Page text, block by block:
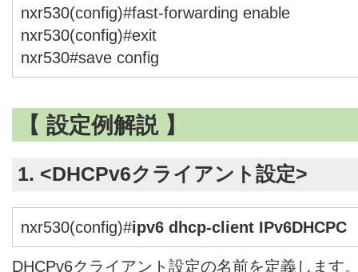
nxr530(config)#fast-forwarding enable
nxr530(config)#exit
nxr530#save config
【 設定例解説 】
1. <DHCPv6クライアント設定>
nxr530(config)#ipv6 dhcp-client IPv6DHCPC
DHCPv6クライアント設定の名前を定義します